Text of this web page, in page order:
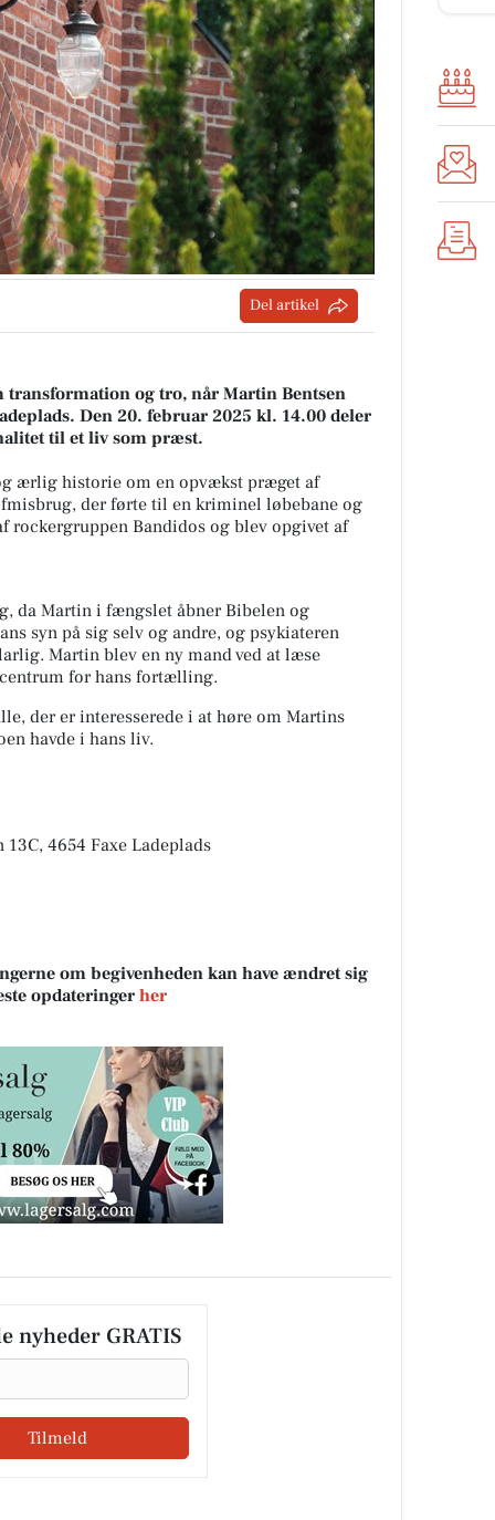
Del artikel
og tro, når Martin Bentsen
Den 20. februar 2025 kl. 14.00 deler
til et liv som præst.
ærlig historie om en opvækst præget af
der førte til en kriminel løbebane og
rockergruppen Bandidos og blev opgivet af
da Martin i fængslet åbner Bibelen og
syn på sig selv og andre, og psykiateren
Martin blev en ny mand ved at læse
for hans fortælling.
der er interesserede i at høre om Martins
havde i hans liv.
4654 Faxe Ladeplads
om begivenheden kan have ændret sig
opdateringer her
nyheder GRATIS
Tilmeld